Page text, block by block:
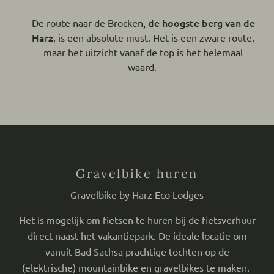
De route naar de Brocken, de hoogste berg van de
Harz , is een absolute must. Het is een zware route,
maar het uitzicht vanaf de top is het helemaal
waard.
Gravelbike huren
Gravelbike by Harz Eco Lodges
Het is mogelijk om fietsen te huren bij de fietsverhuur
direct naast het vakantiepark. De ideale locatie om
vanuit Bad Sachsa prachtige tochten op de
(elektrische) mountainbike en gravelbikes te maken.